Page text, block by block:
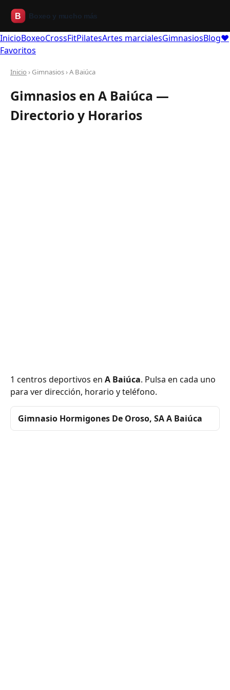
InicioBoxeoCrossFitPilatesArtes marcialesGimnasiosBlog❤
Favoritos
Inicio › Gimnasios › A Baiúca
Gimnasios en A Baiúca —
Directorio y Horarios
1 centros deportivos en A Baiúca. Pulsa en cada uno
para ver dirección, horario y teléfono.
Gimnasio Hormigones De Oroso, SA A Baiúca